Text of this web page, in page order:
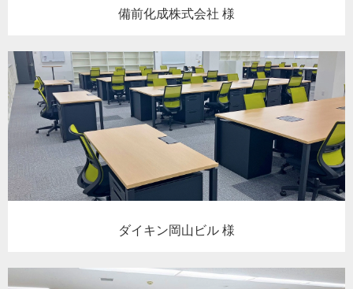
備前化成株式会社 様
ダイキン岡山ビル 様